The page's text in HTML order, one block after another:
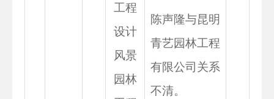
工程
设计
风景
园林
陈声隆与昆明
青艺园林工程
有限公司关系
不清。